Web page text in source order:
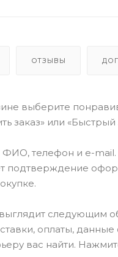
ОТЗЫВЫ
выберите
заказ» или «Быстрый
телефон и e-
подтверждение
следующим
оплаты,
вас найти.